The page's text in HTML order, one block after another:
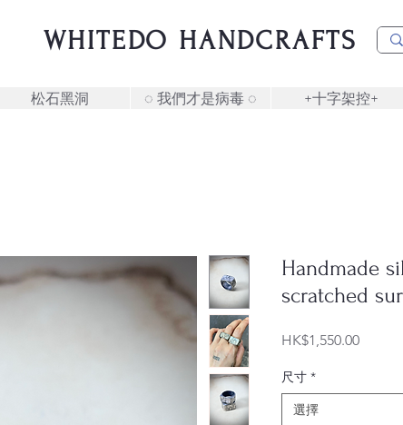
WHITEDO HANDCRAFTS
松石黑洞 ◌ 我們才是病毒 ◌ +十字架控+
Handmade
scratched
HK$1,550.00價
尺寸 *
選擇